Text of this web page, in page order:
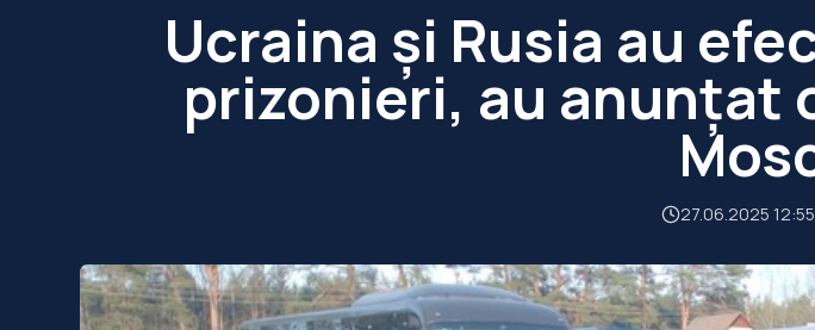
Ucraina și Rusia au
prizonieri, au anunțat
27.06.2025 12:55